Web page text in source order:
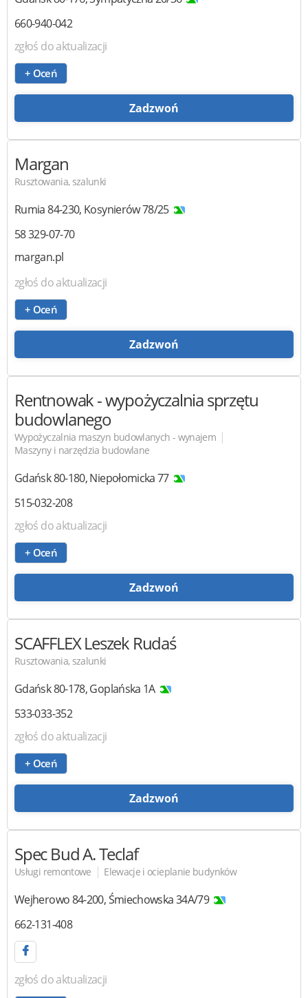
660-940-042
zgłoś do aktualizacji
+ Oceń
Zadzwoń
Margan
Rusztowania, szalunki
Rumia84-230, Kosynierów 78/25
58 329-07-70
margan.pl
zgłoś do aktualizacji
+ Oceń
Zadzwoń
Rentnowak- wypożyczalnia sprzętu
budowlanego
Wypożyczalnia maszyn budowlanych - wynajem |
Maszyny i narzędzia budowlane
Gdańsk80-180,Niepołomicka 77
515-032-208
zgłoś do aktualizacji
+ Oceń
Zadzwoń
SCAFFLEXLeszek Rudaś
Rusztowania, szalunki
Gdańsk80-178,Goplańska 1A
533-033-352
zgłoś do aktualizacji
+ Oceń
Zadzwoń
Spec Bud A. Teclaf
Usługi remontowe | Elewacje i ocieplanie budynków
Wejherowo84-200,Śmiechowska 34A/79
662-131-408
zgłoś do aktualizacji